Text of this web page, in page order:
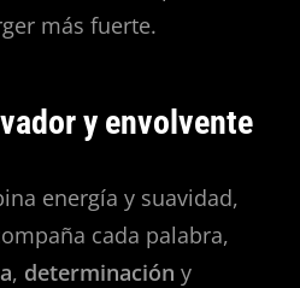
más fuerte.
y envolvente
energía y suavidad,
cada palabra,
, determinación y